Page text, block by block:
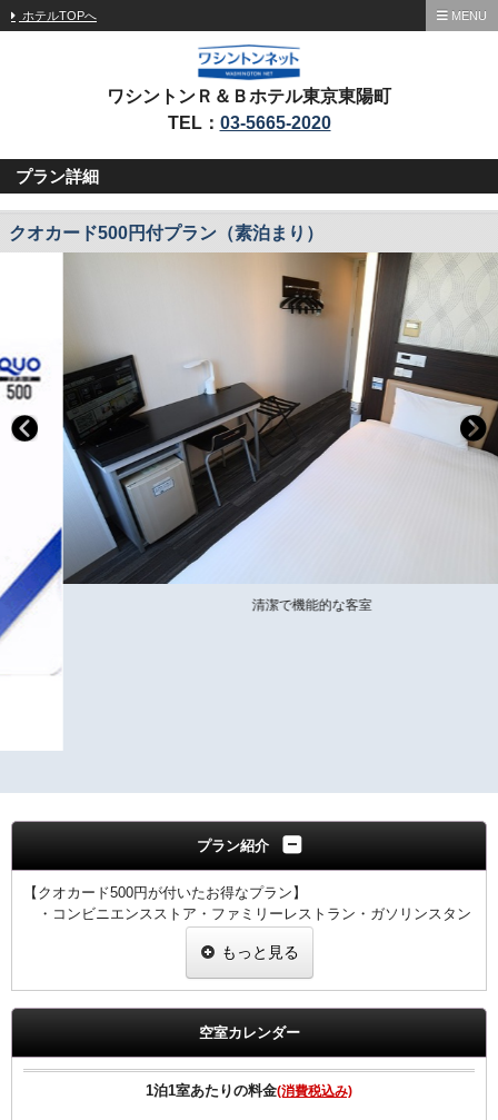
ホテルTOPへ MENU
ワシントンＲ＆Ｂホテル東京東陽町
TEL： 03-5665-2020
プラン詳細
クオカード500円付プラン（素泊まり）
清潔で機能的な客室
プラン紹介
【クオカード500円が付いたお得なプラン】
・コンビニエンスストア・ファミリーレストラン・ガソリンスタン
全国約46，000店でご利用いただけるクオカード500円付きのプ
・ウェルカムドリンクとしてＲ＆Ｂオリジナル挽きたてコーヒーを
ご用意！
・全室インターネット回線接続可能（Wi-Fi・有線LAN）
もっと見る
空室カレンダー
1泊1室あたりの料金(消費税込み)